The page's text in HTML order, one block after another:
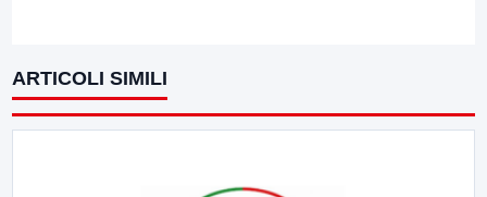
ARTICOLI SIMILI